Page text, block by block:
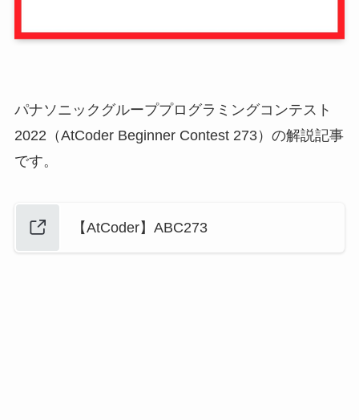
パナソニックグループプログラミングコンテスト
2022（AtCoder Beginner Contest 273）の解説記事
です。
【AtCoder】ABC273